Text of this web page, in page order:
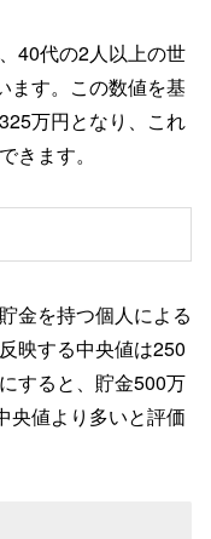
40代の2人以上の世
ます。この数値を基
万円となり、これ
きます。
金を持つ個人による
映する中央値は250
すると、貯金500万
央値より多いと評価